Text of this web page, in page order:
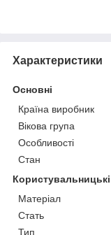
Характеристики
Основні
Країна виробник
Вікова група
Особливості
Стан
Матеріал
Стать
Тип